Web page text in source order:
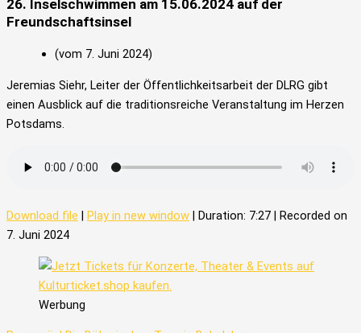
26. Inselschwimmen am 15.06.2024 auf der
Freundschaftsinsel
(vom 7. Juni 2024)
Jeremias Siehr, Leiter der Öffentlichkeitsarbeit der DLRG gibt
einen Ausblick auf die traditionsreiche Veranstaltung im Herzen
Potsdams.
Download file | Play in new window | Duration: 7:27 | Recorded on
7. Juni 2024
Werbung